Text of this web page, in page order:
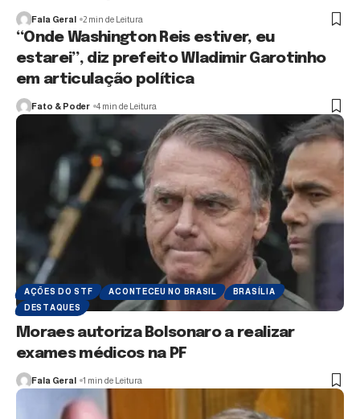
Fala Geral 2 min de Leitura
“Onde Washington Reis estiver, eu
estarei”, diz prefeito Wladimir Garotinho
em articulação política
Fato & Poder 4 min de Leitura
AÇÕES DO STF ACONTECEU NO BRASIL
BRASÍLIA
DESTAQUES
Moraes autoriza Bolsonaro a realizar
exames médicos na PF
Fala Geral 1 min de Leitura